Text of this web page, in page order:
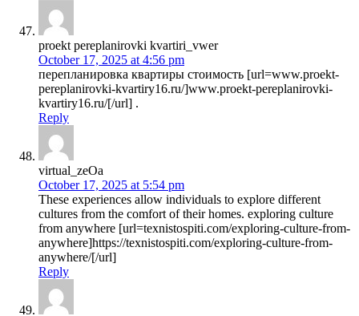
proekt pereplanirovki kvartiri_vwer
October 17, 2025 at 4:56 pm
перепланировка квартиры стоимость [url=www.proekt-
pereplanirovki-kvartiry16.ru/]www.proekt-pereplanirovki-
kvartiry16.ru/[/url] .
Reply
virtual_zeOa
October 17, 2025 at 5:54 pm
These experiences allow individuals to explore different
cultures from the comfort of their homes. exploring culture
from anywhere [url=texnistospiti.com/exploring-culture-from-
anywhere]https://texnistospiti.com/exploring-culture-from-
anywhere/[/url]
Reply